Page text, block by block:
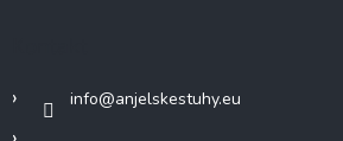
info@anjelskestuhy.eu